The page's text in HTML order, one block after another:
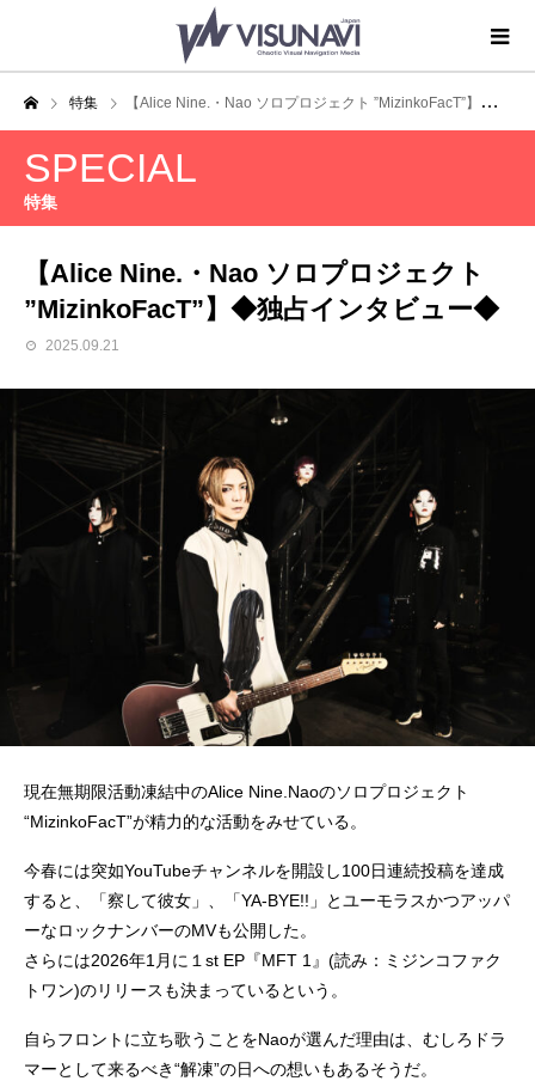
特集 【Alice Nine.・Nao ソロプロジェクト ”MizinkoFacT”】◆独占インタビュー◆
SPECIAL
特集
【Alice Nine.・Nao ソロプロジェクト
”MizinkoFacT”】◆独占インタビュー◆
2025.09.21
現在無期限活動凍結中のAlice Nine.Naoのソロプロジェクト
“MizinkoFacT”が精力的な活動をみせている。
今春には突如YouTubeチャンネルを開設し100日連続投稿を達成
すると、「察して彼女」、「YA-BYE!!」とユーモラスかつアッパ
ーなロックナンバーのMVも公開した。
さらには2026年1月に１st EP『MFT 1』(読み：ミジンコファク
トワン)のリリースも決まっているという。
自らフロントに立ち歌うことをNaoが選んだ理由は、むしろドラ
マーとして来るべき“解凍”の日への想いもあるそうだ。